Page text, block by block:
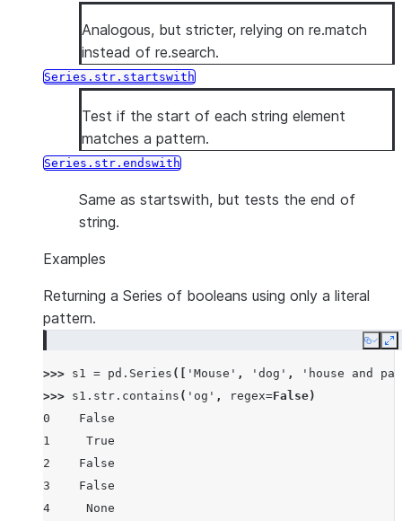
Analogous, but stricter, relying on re.match
instead of re.search.
Series.str.startswith
Test if the start of each string element
matches a pattern.
Series.str.endswith
Same as startswith, but tests the end of
string.
Examples
Returning a Series of booleans using only a literal
pattern.
Copy
>>> s1 = pd . Series ([ 'Mouse' , 'dog' ,
'house and
>>> s1 . str . contains ( 'og' , regex=False)
0    False
1     True
2    False
3    False
4     None